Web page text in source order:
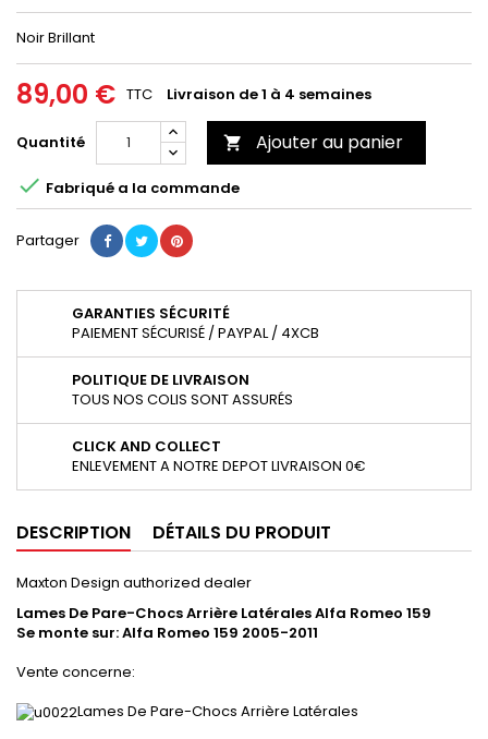
Noir Brillant
89,00 € TTC Livraison de 1 à 4 semaines
Quantité  Ajouter au panier
 Fabriqué a la commande
Partager
GARANTIES SÉCURITÉ
PAIEMENT SÉCURISÉ / PAYPAL / 4XCB
POLITIQUE DE LIVRAISON
TOUS NOS COLIS SONT ASSURÉS
CLICK AND COLLECT
ENLEVEMENT A NOTRE DEPOT LIVRAISON 0€
DESCRIPTION DÉTAILS DU PRODUIT
Maxton Design authorized dealer
Lames De Pare-Chocs Arrière Latérales Alfa Romeo 159
Se monte sur:Alfa Romeo 159 2005-2011
Vente concerne:
Lames De Pare-Chocs Arrière Latérales